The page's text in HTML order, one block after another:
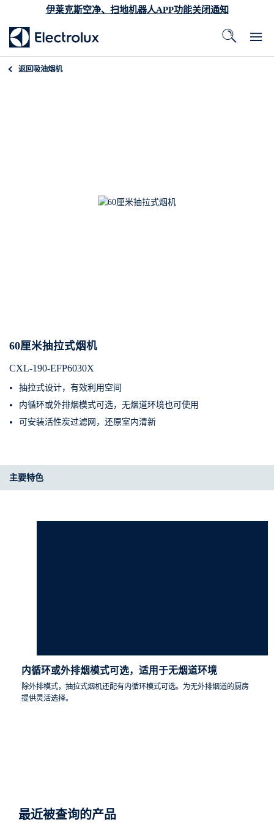
伊莱克斯空净、扫地机器人APP功能关闭通知
返回吸油烟机
60厘米抽拉式烟机
CXL-190-EFP6030X
抽拉式设计，有效利用空间
内循环或外排烟模式可选，无烟道环境也可使用
可安装活性炭过滤网，还原室内清新
主要特色
内循环或外排烟模式可选，适用于无烟道环境
除外排模式，抽拉式烟机还配有内循环模式可选。为无外排烟道的厨房
提供灵活选择。
最近被查询的产品